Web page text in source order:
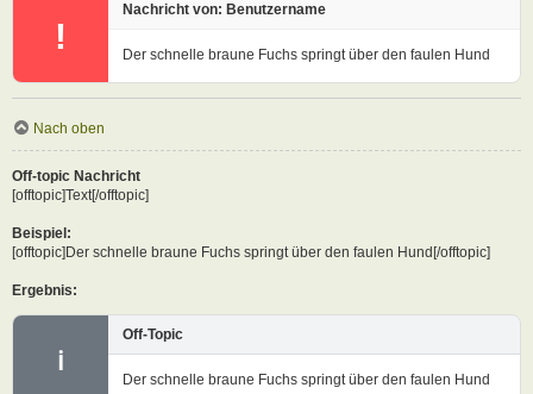
!
Nachricht von: Benutzername
Der schnelle braune Fuchs springt über den faulen Hund
Nach oben
Off-topic Nachricht
[offtopic]Text[/offtopic]
Beispiel:
[offtopic]Der schnelle braune Fuchs springt über den faulen Hund[/offtopic]
Ergebnis:
ℹ
Off-Topic
Der schnelle braune Fuchs springt über den faulen Hund